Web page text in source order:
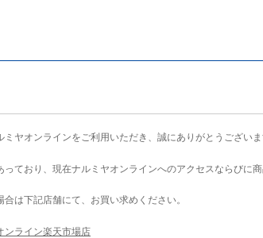
ミヤオンラインをご利用いただき、誠にありがとうございま
っており、現在ナルミヤオンラインへのアクセスならびに商
合は下記店舗にて、お買い求めください。
ンライン楽天市場店